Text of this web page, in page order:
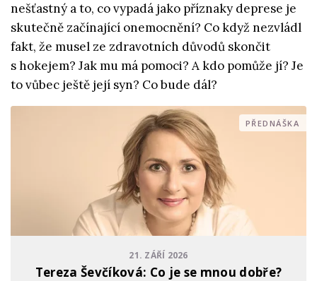
nešťastný a to, co vypadá jako příznaky deprese je
skutečně začínající onemocnění? Co když nezvládl
fakt, že musel ze zdravotních důvodů skončit
s hokejem? Jak mu má pomoci? A kdo pomůže jí? Je
to vůbec ještě její syn? Co bude dál?
PŘEDNÁŠKA
21. ZÁŘÍ 2026
Tereza Ševčíková: Co je se mnou dobře?